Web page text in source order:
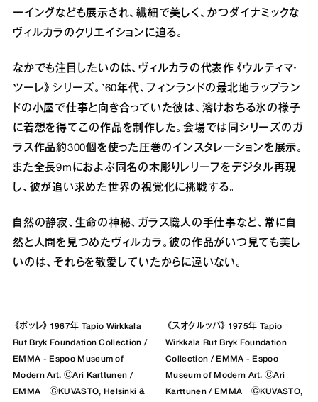
ーイングなども展示され、繊細で美しく、かつダイナミックな
ヴィルカラのクリエイションに迫る。
なかでも注目したいのは、ヴィルカラの代表作《ウルティマ・
ツーレ》シリーズ。’60年代、フィンランドの最北地ラップラン
ドの小屋で仕事と向き合っていた彼は、溶けおちる氷の様子
に着想を得てこの作品を制作した。会場では同シリーズのガ
ラス作品約300個を使った圧巻のインスタレーションを展示。
また全長9mにおよぶ同名の木彫りレリーフをデジタル再現
し、彼が追い求めた世界の視覚化に挑戦する。
自然の静寂、生命の神秘、ガラス職人の手仕事など、常に自
然と人間を見つめたヴィルカラ。彼の作品がいつ見ても美し
いのは、それらを敬愛していたからに違いない。
《ボッレ》1967年 Tapio Wirkkala
Rut Bryk Foundation Collection /
EMMA - Espoo Museum of
Modern Art. ⒸAri Karttunen /
EMMA ⒸKUVASTO, Helsinki &
《スオクルッパ》1975年 Tapio
Wirkkala Rut Bryk Foundation
Collection / EMMA - Espoo
Museum of Modern Art. ⒸAri
Karttunen / EMMA ⒸKUVASTO,